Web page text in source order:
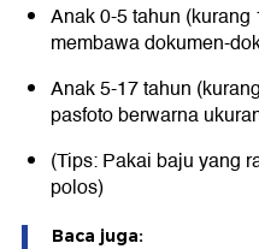
Anak 0-5 tahun
membawa dokumen-
Anak 5-17 tahun
pasfoto berwarna
(Tips: Pakai baju yang
polos)
Baca juga: